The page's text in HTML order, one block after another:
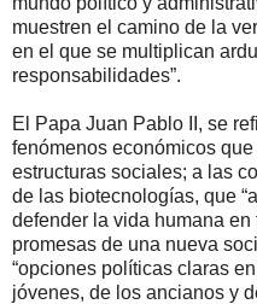
muestren el camino de la
en el que se multiplican
responsabilidades”.
El Papa Juan Pablo II, se
fenómenos económicos
estructuras sociales; a las
de las biotecnologías, que
defender la vida humana en
promesas de una nueva
“opciones políticas claras
jóvenes, de los ancianos y